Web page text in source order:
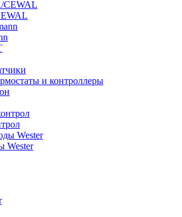
и контроллеры
Wester